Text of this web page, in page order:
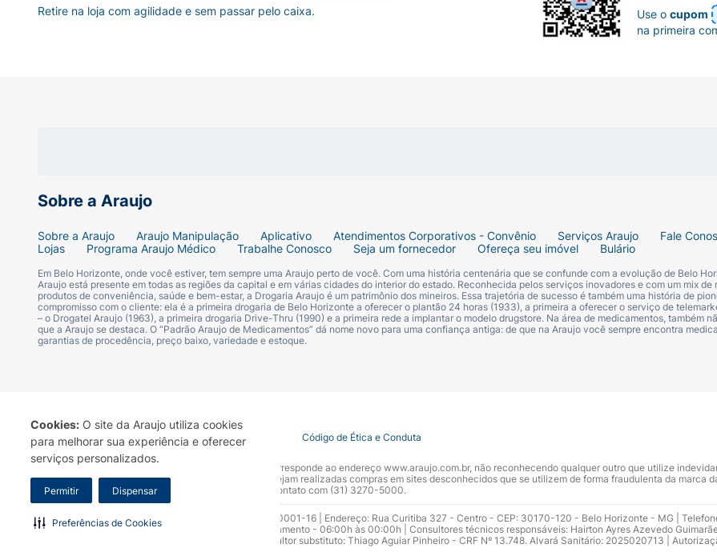
Cookies: O site da Araujo utiliza cookies
para melhorar sua experiência e oferecer
serviços personalizados.
Permitir Dispensar
Preferências de Cookies
Sobre a Araujo
Sobre a Araujo Araujo Manipulação Aplicativo Atendimentos Corporativos - Convênio Serviços Araujo
Fale
Lojas
Programa Araujo Médico Trabalhe Conosco Seja um fornecedor Ofereça seu imóvel Bulário
Em Belo Horizonte, onde você estiver, tem sempre uma Araujo perto de você. Com uma história centenária que se confunde com a evolução de Belo
Araujo está presente em todas as regiões da capital e em várias cidades do interior do estado. Reconhecida pelos serviços inovadores e com um mix de
produtos de conveniência, saúde e bem-estar, a Drogaria Araujo é um patrimônio dos mineiros. Essa trajetória de sucesso é também uma história de
compromisso com o cliente: ela é a primeira drogaria de Belo Horizonte a oferecer o plantão 24 horas (1933), a primeira a oferecer o serviço de
– o Drogatel Araujo (1963), a primeira drogaria Drive-Thru (1990) e a primeira rede a implantar o modelo drugstore. Na área de medicamentos, também
que a Araujo se destaca. O “Padrão Araujo de Medicamentos” dá nome novo para uma confiança antiga: de que na Araujo você sempre encontra
garantias de procedência, preço baixo, variedade e estoque.
Retire na loja com agilidade e sem passar pelo caixa. Use ocupom
na primeira
Termo de Uso Portal da Privacidade Covid-19 Código de Ética e Conduta
A Drogaria Araujo S/A informa que o seu site oficial corresponde ao endereço www.araujo.com.br, não reconhecendo qualquer outro que utilize
marca. Para sua segurança recomendamos que não sejam realizadas compras em sites desconhecidos que se utilizem de forma fraudulenta da marca
Araujo S.A. Em caso de dúvidas, gentileza entrar em contato com (31) 3270-5000.
Razão Social: Drogaria Araujo S.A | CNPJ: 17.256.512.0001-16 | Endereço: Rua Curitiba 327 - Centro - CEP: 30170-120 - Belo Horizonte - MG |
0300.313.1010 e (31) 3270-5000 Horário de funcionamento - 06:00h às 00:00h | Consultores técnicos responsáveis: Hairton Ayres Azevedo
10.965 | Yasmin Silva Alvarenga – CRF 52.584 - Consultor substituto: Thiago Aguiar Pinheiro - CRF Nº 13.748. Alvará Sanitário: 2025020713 |